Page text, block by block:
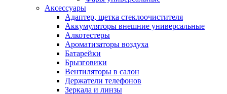
Аксессуары
Адаптер, щетка стеклоочистителя
Аккумуляторы внешние универсальные
Алкотестеры
Ароматизаторы воздуха
Батарейки
Брызговики
Вентиляторы в салон
Держатели телефонов
Зеркала и линзы